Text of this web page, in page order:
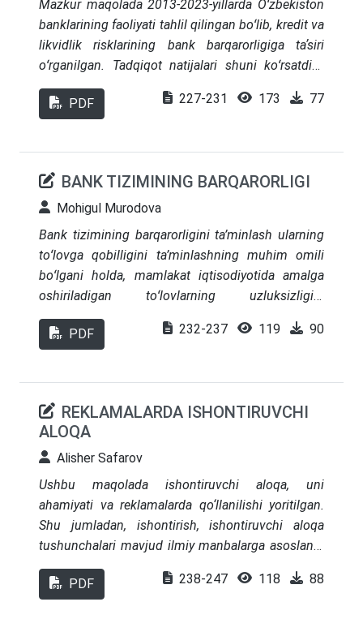
Mazkur maqolada 2013-2023-yillarda Oʻzbekiston
banklarining faoliyati tahlil qilingan boʻlib, kredit va
likvidlik risklarining bank barqarorligiga taʼsiri
oʻrganilgan. Tadqiqot natijalari shuni koʻrsatdiki,
kredit risklarining ortishi moliyaviy barqarorlikni
pasaytiruvchi asosiy omildir. Shu bilan birga,
takomillashtirish uchun ilmiy asos va amaliy
tavsiyalarni taklif etadi.
PDF 227-231 173 77
BANK TIZIMINING BARQARORLIGI
Mohigul Murodova
Bank tizimining barqarorligini ta’minlash ularning
toʻlovga qobilligini ta’minlashning muhim omili
boʻlgani holda, mamlakat iqtisodiyotida amalga
oshiriladigan toʻlovlarning uzluksizligini
ta’minlashning zarur sharti hisoblanadi. Shu
sababli, bank tizimining barqarorligini ta’minlash
bogʻliq boʻlgan dolzarb muammolar aniqlangan va
ularni hal qilishga qaratilgan ilmiy takliflar ishlab
chiqilgan.
PDF 232-237 119 90
REKLAMALARDA ISHONTIRUVCHI
ALOQA
Alisher Safarov
Ushbu maqolada ishontiruvchi aloqa, uni
ahamiyati va reklamalarda qo‘llanilishi yoritilgan.
Shu jumladan, ishontirish, ishontiruvchi aloqa
tushunchalari mavjud ilmiy manbalarga asoslanib
tadqiq qilingan. I
va uning jarayonini ifodalashda
umumiy aloqa
PDF 238-247 118 88